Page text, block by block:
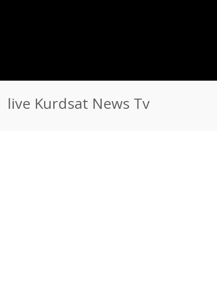
live Kurdsat News Tv